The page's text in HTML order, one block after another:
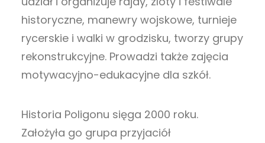
historyczne, manewry wojskowe, turnieje
rycerskie i walki w grodzisku, tworzy grupy
rekonstrukcyjne. Prowadzi także zajęcia
motywacyjno-edukacyjne dla szkół.
Historia Poligonu sięga 2000 roku.
Założyła go grupa przyjaciół